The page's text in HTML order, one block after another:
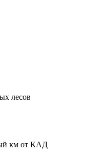
лесов
км от КАД